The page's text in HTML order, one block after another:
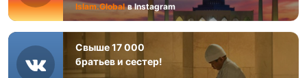
Islam.Global в Instagram
Свыше 17 000
братьев и сестер!